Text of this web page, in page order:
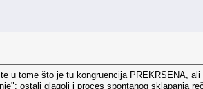
u tome što je tu kongruencija PREKRŠENA,
ostali glagoli i proces spontanog sklapanja